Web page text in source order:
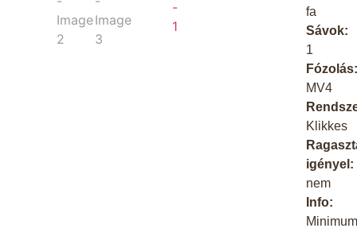
fa
Sávok:
1
MV4
Klikkes
igényel:
nem
Info: